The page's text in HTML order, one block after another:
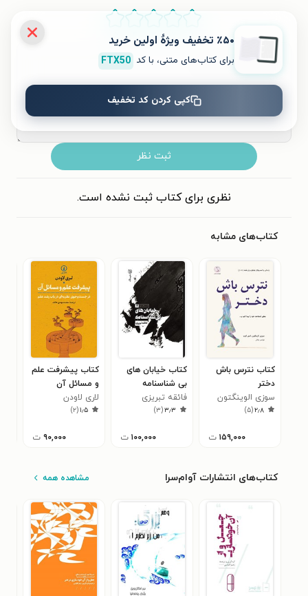
۳
ثبت نظر
نظری برای کتاب ثبت نشده است.
کتاب‌های مشابه
کتاب نترس باش
دختر
سوزی الوینگتون
۲٫۸(۵)
۱۵۹,۰۰۰ ت
کتاب خیابان های
بی شناسنامه
فائقه تبریزی
۳٫۳(۳)
۱۰۰,۰۰۰ ت
کتاب پیشرفت علم
و مسائل آن
لاری لاودن
۱٫۵(۲)
۹۰,۰۰۰ ت
کتاب‌های انتشارات آوام‌سرا مشاهده همه
٪۵۰ تخفیف ویژۀ اولین خرید
برای کتاب‌های متنی، با کد FTX50
کپی کردن کد تخفیف